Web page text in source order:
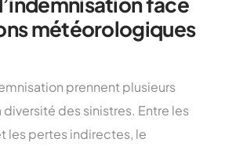
météorologiques
prennent plusieurs
des sinistres. Entre les
les pertes indirectes, le